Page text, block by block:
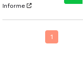
Informe
1